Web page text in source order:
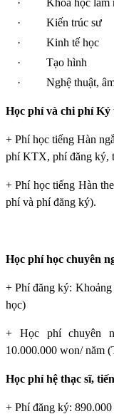
·
Kiến trúc sư
·
Kinh tế học
·
Tạo hình
·
Nghệ thuật,
Học phí và chi phí Ký
+ Phí học tiếng Hàn
phí KTX, phí đăng ký,
+ Phí học tiếng Hàn
phí và phí đăng ký).
Học phí học chuyên
+ Phí đăng ký:
học)
+ Học phí chuyên
10.000.000 won/ năm
Học phí hệ thạc sĩ,
+ Phí đăng ký: